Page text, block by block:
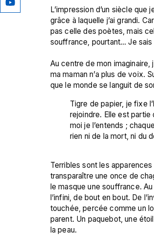
L’impression d’un siècle
grâce à laquelle j’ai grandi.
pas celle des poètes, mais
souffrance, pourtant… Je sais
Au centre de mon
ma maman n’a plus de voix.
Tigre de papier, je fixe
rejoindre. Elle est partie
moi je l’entends ;
rien ni de la mort, ni du
Terribles sont les
transparaître une once de
le masque une souffrance.
l’infini, de bout en bout. De
touchée, percée comme un
parent. Un paquebot, une
la peau.